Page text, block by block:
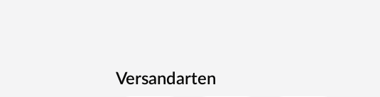
Versandarten